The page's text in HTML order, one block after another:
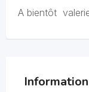
A bientôt